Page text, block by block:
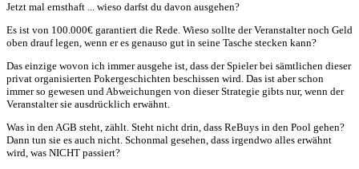
Jetzt mal ernsthaft ... wieso darfst du davon ausgehen?
Es ist von 100.000€ garantiert die Rede. Wieso sollte der Veranstalter noch Geld
oben drauf legen, wenn er es genauso gut in seine Tasche stecken kann?
Das einzige wovon ich immer ausgehe ist, dass der Spieler bei sämtlichen dieser
privat organisierten Pokergeschichten beschissen wird. Das ist aber schon
immer so gewesen und Abweichungen von dieser Strategie gibts nur, wenn der
Veranstalter sie ausdrücklich erwähnt.
Was in den AGB steht, zählt. Steht nicht drin, dass ReBuys in den Pool gehen?
Dann tun sie es auch nicht. Schonmal gesehen, dass irgendwo alles erwähnt
wird, was NICHT passiert?